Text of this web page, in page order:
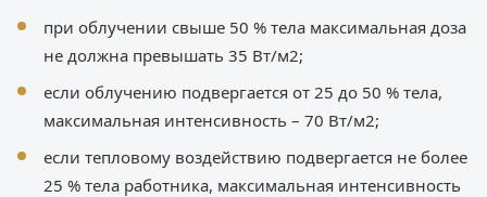
при облучении свыше 50 % тела максимальная доза
не должна превышать 35 Вт/м2;
если облучению подвергается от 25 до 50 % тела,
максимальная интенсивность – 70 Вт/м2;
если тепловому воздействию подвергается не более
25 % тела работника, максимальная интенсивность